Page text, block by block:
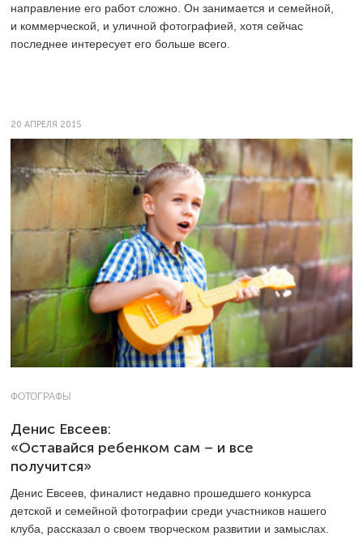
направление его работ сложно. Он занимается и семейной,
и коммерческой, и уличной фотографией, хотя сейчас
последнее интересует его больше всего.
20 АПРЕЛЯ 2015
ФОТОГРАФЫ
Денис Евсеев:
«Оставайся ребенком сам – и все
получится»
Денис Евсеев, финалист недавно прошедшего конкурса
детской и семейной фотографии среди участников нашего
клуба, рассказал о своем творческом развитии и замыслах.